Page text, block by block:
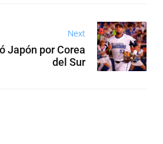
Next
Japón por Corea
del Sur